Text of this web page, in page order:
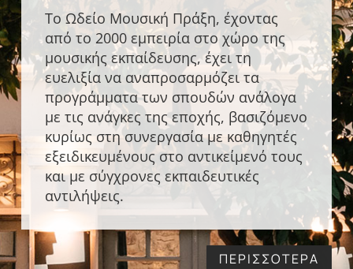
Το Ωδείο Μουσική Πράξη, έχοντας
από το 2000 εμπειρία στο χώρο της
μουσικής εκπαίδευσης, έχει τη
ευελιξία να αναπροσαρμόζει τα
προγράμματα των σπουδών ανάλογα
με τις ανάγκες της εποχής, βασιζόμενο
κυρίως στη συνεργασία με καθηγητές
εξειδικευμένους στο αντικείμενό τους
και με σύγχρονες εκπαιδευτικές
αντιλήψεις.
ΠΕΡΙΣΣΟΤΕΡΑ